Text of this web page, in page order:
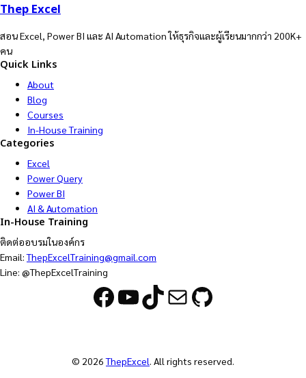
Thep Excel
สอน Excel, Power BI และ AI Automation ให้ธุรกิจและผู้เรียนมากกว่า 200K+
คน
Quick Links
About
Blog
Courses
In-House Training
Categories
Excel
Power Query
Power BI
AI & Automation
In-House Training
ติดต่ออบรมในองค์กร
Email:ThepExcelTraining@gmail.com
Line: @ThepExcelTraining
Facebook YouTube TikTok Mail GitHub
© 2026ThepExcel. All rights reserved.